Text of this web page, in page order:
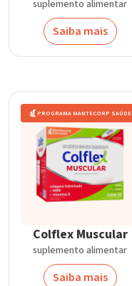
suplemento alimentar
Saiba mais
PROGRAMA MANTECORP SAÚDE
Colflex Muscular
suplemento alimentar
Saiba mais